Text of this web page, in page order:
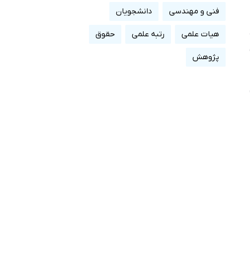
فنی و مهندسی دانشجویان
هیات علمی رتبه علمی حقوق
پژوهش